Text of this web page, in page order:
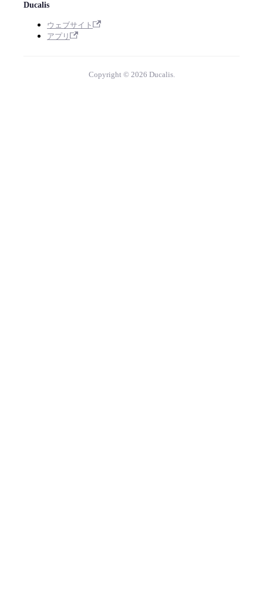
Ducalis
ウェブサイト
アプリ
Copyright © 2026 Ducalis.